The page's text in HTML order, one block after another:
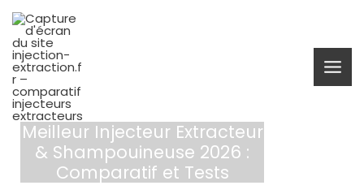
Aller
contenu
Meilleur Injecteur Extracteur
& Shampouineuse 2026 :
Comparatif et Tests